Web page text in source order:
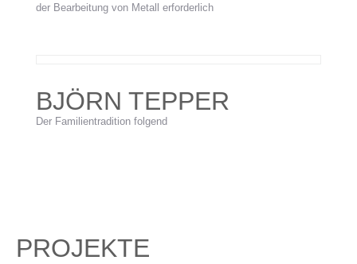
der Bearbeitung von Metall erforderlich
BJÖRN TEPPER
Der Familientradition folgend
PROJEKTE